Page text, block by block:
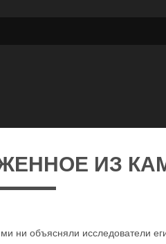
ИЗ
ни объясняли исследователи